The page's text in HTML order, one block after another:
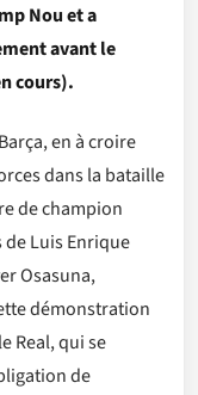
Nou et a
avant le
cours).
en à croire
dans la bataille
de champion
de Luis Enrique
Osasuna,
démonstration
Real, qui se
de